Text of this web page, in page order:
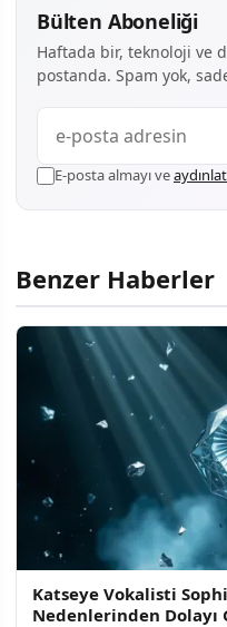
Bülten Aboneliği
Haftada bir, teknoloji ve
postanda. Spam yok,
E-posta almayı ve
Benzer Haberler
Katseye Vokalisti
Nedenlerinden